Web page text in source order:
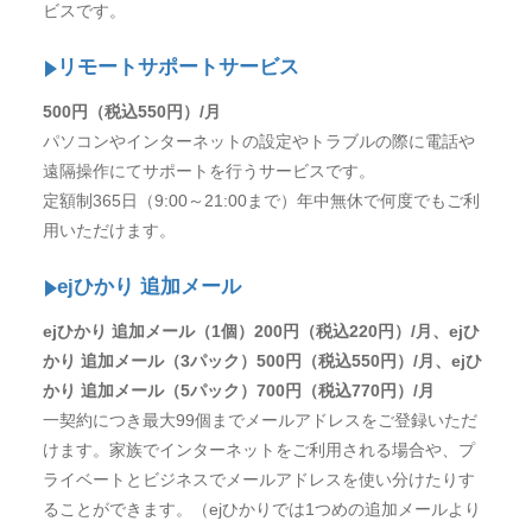
ビスです。
リモートサポートサービス
500円（税込550円）/月
パソコンやインターネットの設定やトラブルの際に電話や
遠隔操作にてサポートを行うサービスです。
定額制365日（9:00～21:00まで）年中無休で何度でもご利
用いただけます。
ejひかり 追加メール
ejひかり 追加メール（1個）200円（税込220円）/月、ejひ
かり 追加メール（3パック）500円（税込550円）/月、ejひ
かり 追加メール（5パック）700円（税込770円）/月
一契約につき最大99個までメールアドレスをご登録いただ
けます。家族でインターネットをご利用される場合や、プ
ライベートとビジネスでメールアドレスを使い分けたりす
ることができます。（ejひかりでは1つめの追加メールより